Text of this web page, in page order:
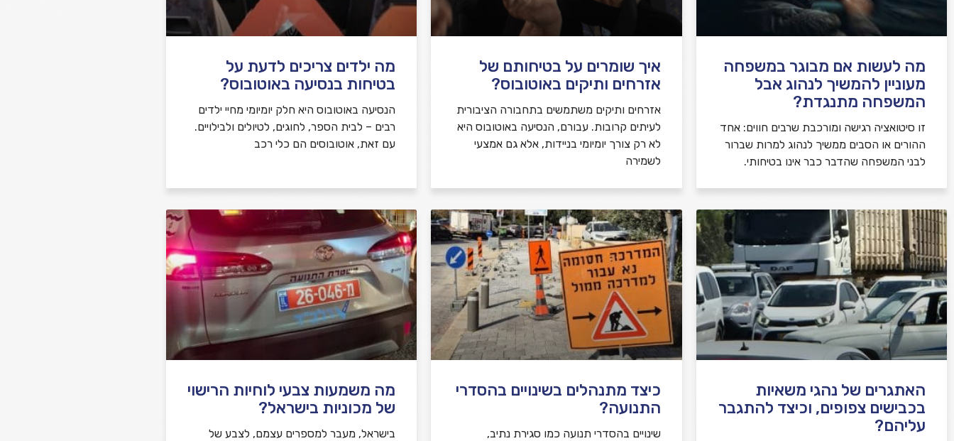
מה לעשות אם מבוגר במשפחה
מעוניין להמשיך לנהוג אבל
המשפחה מתנגדת?
זו סיטואציה רגישה ומורכבת שרבים חווים: אחד
ההורים או הסבים ממשיך לנהוג למרות שברור
לבני המשפחה שהדבר כבר אינו בטיחותי.
איך שומרים על בטיחותם של
אזרחים ותיקים באוטובוס?
אזרחים ותיקים משתמשים בתחבורה הציבורית
לעיתים קרובות. עבורם, הנסיעה באוטובוס היא
לא רק צורך יומיומי בניידות, אלא גם אמצעי
לשמירה
מה ילדים צריכים לדעת על
בטיחות בנסיעה באוטובוס?
הנסיעה באוטובוס היא חלק יומיומי מחיי ילדים
רבים – לבית הספר, לחוגים, לטיולים ולבילויים.
עם זאת, אוטובוסים הם כלי רכב
האתגרים של נהגי משאיות
בכבישים צפופים, וכיצד להתגבר
עליהם?
כיצד מתנהלים בשינויים בהסדרי
התנועה?
שינויים בהסדרי תנועה כמו סגירת נתיב,
מה משמעות צבעי לוחיות הרישוי
של מכוניות בישראל?
בישראל, מעבר למספרים עצמם, לצבע של